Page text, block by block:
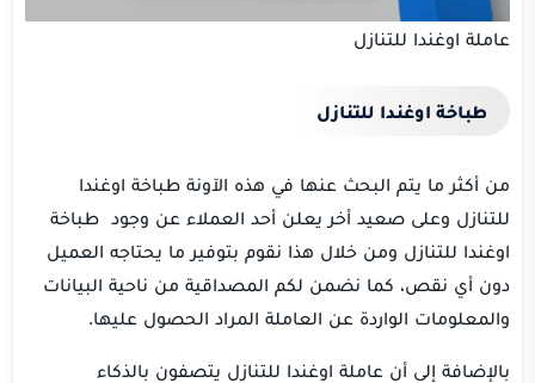
عاملة اوغندا للتنازل
طباخة اوغندا للتنازل
من أكثر ما يتم البحث عنها في هذه الآونة طباخة اوغندا
للتنازل وعلى صعيد أخر يعلن أحد العملاء عن وجود طباخة
اوغندا للتنازل ومن خلال هذا نقوم بتوفير ما يحتاجه العميل
دون أي نقص، كما نضمن لكم المصداقية من ناحية البيانات
والمعلومات الواردة عن العاملة المراد الحصول عليها.
بالإضافة إلى أن عاملة اوغندا للتنازل يتصفون بالذكاء